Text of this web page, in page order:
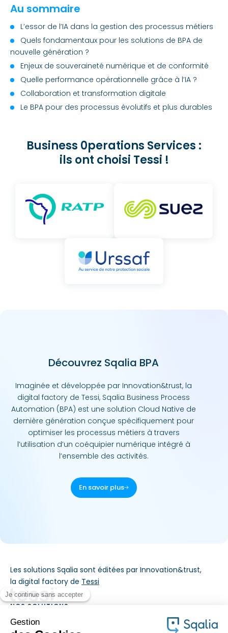
Au sommaire
L’essor de l’IA dans la gestion des processus métiers
Quels fondamentaux pour les solutions de BPA de
nouvelle génération ?
Enjeux de souveraineté numérique et de conformité
Quelle performance opérationnelle grâce à l’IA ?
Collaboration et transformation digitale
Le BPA pour des processus évolutifs et plus durables
Business 0perations Services :
ils ont choisi Tessi !
Découvrez Sqalia BPA
Imaginée et développée par Innovation&trust, la
digital factory de Tessi, Sqalia Business Process
Automation (BPA) est une solution Cloud Native de
dernière génération conçue spécifiquement pour
optimiser les processus métiers à travers
l’utilisation d’un coéquipier numérique intégré à
l’ensemble des activités.
En savoir plus
Les solutions Sqalia sont éditées par Innovation&trust,
la digital factory de Tessi
NOS SOLUTIONS